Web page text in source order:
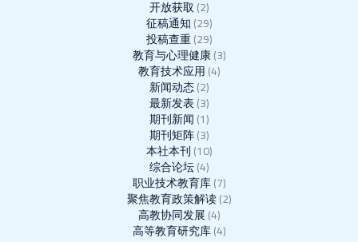
开放获取(2)
征稿通知(29)
投稿查重(29)
教育与心理健康(3)
教育技术应用(4)
新闻动态(2)
最新发表(3)
期刊新闻(1)
期刊矩阵(3)
本社本刊(10)
综合论坛(4)
职业技术教育库(7)
聚焦教育政策解读(2)
高教协同发展(4)
高等教育研究库(4)